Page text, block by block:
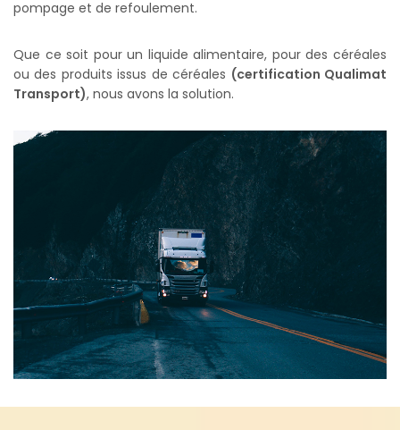
pompage et de refoulement.
Que ce soit pour un liquide alimentaire, pour des céréales
ou des produits issus de céréales (certification Qualimat
Transport), nous avons la solution.